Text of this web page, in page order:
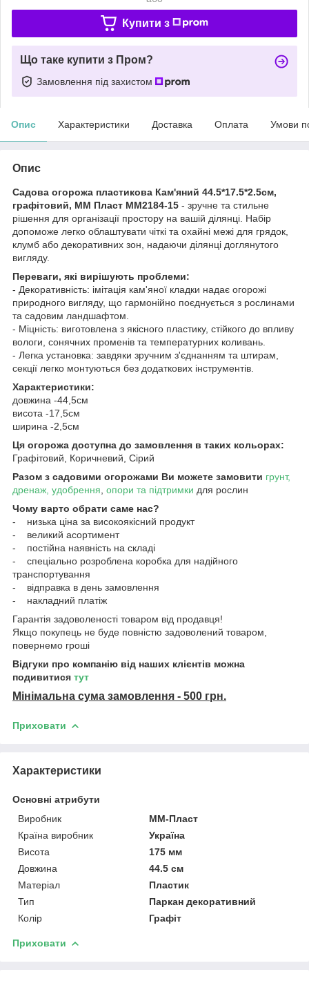
Купити з
Що таке купити з Пром?
Замовлення під захистом
Опис Характеристики Доставка Оплата Умови
Опис
Садова огорожа пластикова Кам'яний 44.5*17.5*2.5см,
графітовий, ММ Пласт МM2184-15 - зручне та стильне
рішення для організації простору на вашій ділянці. Набір
допоможе легко облаштувати чіткі та охайні межі для грядок,
клумб або декоративних зон, надаючи ділянці доглянутого
вигляду.
Переваги, які вирішують проблеми:
- Декоративність: імітація кам'яної кладки надає огорожі
природного вигляду, що гармонійно поєднується з рослинами
та садовим ландшафтом.
- Міцність: виготовлена з якісного пластику, стійкого до впливу
вологи, сонячних променів та температурних коливань.
- Легка установка: завдяки зручним з'єднанням та штирам,
секції легко монтуються без додаткових інструментів.
Характеристики:
довжина -44,5см
висота -17,5см
ширина -2,5см
Ця огорожа доступна до замовлення в таких кольорах:
Графітовий, Коричневий, Сірий
Разом з садовими огорожами Ви можете замовити грунт,
дренаж, удобрення опори та підтримки для рослин
Чому варто обрати саме нас?
- низька ціна за високоякісний продукт
- великий асортимент
- постійна наявність на складі
- спеціально розроблена коробка для надійного
транспортування
- відправка в день замовлення
- накладний платіж
Гарантія задоволеності товаром від продавця!
Якщо покупець не буде повністю задоволений товаром,
повернемо гроші
Відгуки про компанію від наших клієнтів можна
подивитися тут
Мінімальна сума замовлення - 500 грн.
Приховати
Характеристики
Основні атрибути
Виробник
ММ-Пласт
Країна виробник
Україна
Висота
175 мм
Довжина
44.5 см
Матеріал
Пластик
Тип
Паркан декоративний
Колір
Графіт
Приховати